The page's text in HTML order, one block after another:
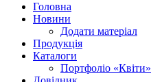
Головна
Новини
Додати матеріал
Продукція
Каталоги
Портфоліо «Квіти»